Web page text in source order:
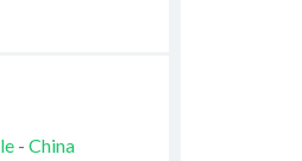
- China